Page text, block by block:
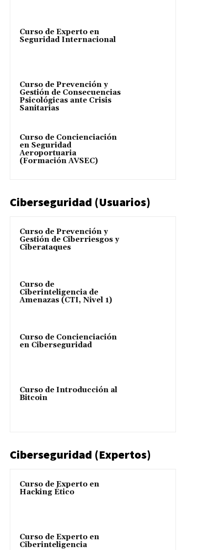
Curso de Experto en
Seguridad Internacional
Curso de Prevención y
Gestión de Consecuencias
Psicológicas ante Crisis
Sanitarias
Curso de Concienciación
en Seguridad
Aeroportuaria
(Formación AVSEC)
Ciberseguridad (Usuarios)
Curso de Prevención y
Gestión de Ciberriesgos y
Ciberataques
Curso de
Ciberinteligencia de
Amenazas (CTI, Nivel 1)
Curso de Concienciación
en Ciberseguridad
Curso de Introducción al
Bitcoin
Ciberseguridad (Expertos)
Curso de Experto en
Hacking Ético
Curso de Experto en
Ciberinteligencia